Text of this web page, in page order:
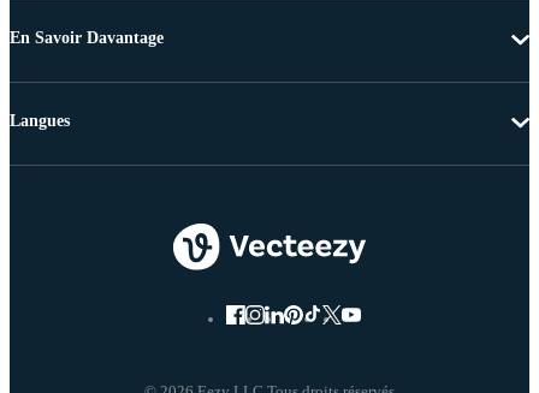
En Savoir Davantage
Langues